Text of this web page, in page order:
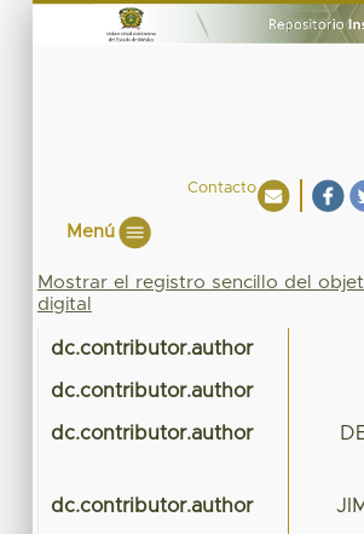
Contacto
Menú
Mostrar el registro sencillo del
digital
dc.contributor.author
dc.contributor.author
dc.contributor.author
dc.contributor.author